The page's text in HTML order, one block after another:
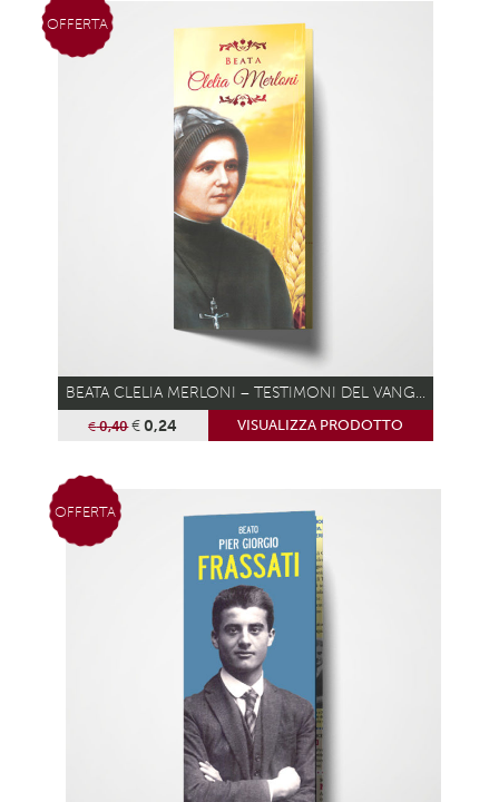
OFFERTA
BEATA CLELIA MERLONI – TESTIMONI DEL VANGELO
€0,40 €0,24 VISUALIZZA PRODOTTO
OFFERTA